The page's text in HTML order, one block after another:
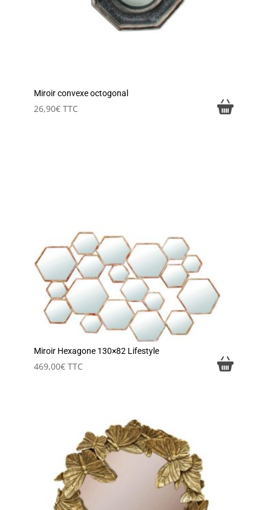
Miroir convexe octogonal
26,90€ TTC
Miroir Hexagone 130×82 Lifestyle
469,00€ TTC